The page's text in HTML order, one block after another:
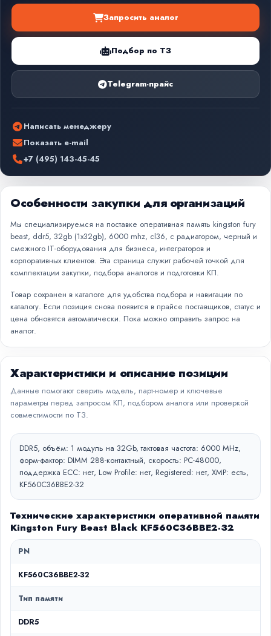
Запросить аналог
Подбор по ТЗ
Telegram-прайс
Написать менеджеру
Показать e-mail
+7 (495) 143-45-45
Особенности закупки для организаций
Мы специализируемся на поставке оперативная память kingston fury
beast, ddr5, 32gb (1x32gb), 6000 mhz, cl36, с радиатором, черный и
смежного IT-оборудования для бизнеса, интеграторов и
корпоративных клиентов. Эта страница служит рабочей точкой для
комплектации закупки, подбора аналогов и подготовки КП.
Товар сохранен в каталоге для удобства подбора и навигации по
каталогу. Если позиция снова появится в прайсе поставщиков, статус и
цена обновятся автоматически. Пока можно отправить запрос на
аналог.
Характеристики и описание позиции
Данные помогают сверить модель, парт-номер и ключевые
параметры перед запросом КП, подбором аналога или проверкой
совместимости по ТЗ.
DDR5, объём: 1 модуль на 32Gb, тактовая частота: 6000 MHz,
форм-фактор: DIMM 288-контактный, скорость: PC-48000,
поддержка ECC: нет, Low Profile: нет, Registered: нет, XMP: есть,
KF560C36BBE2-32
Технические характеристики оперативной памяти
Kingston Fury Beast Black KF560C36BBE2-32
PN
KF560C36BBE2-32
Тип памяти
DDR5